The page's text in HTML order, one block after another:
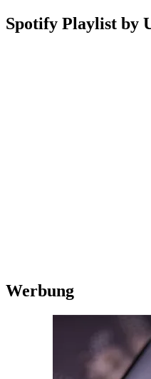
Spotify Playlist by
Werbung